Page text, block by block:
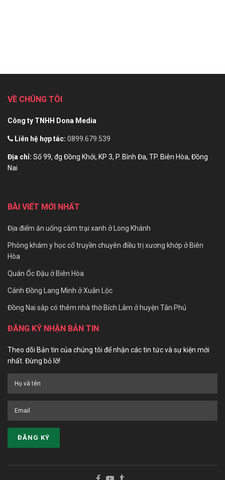
VỀ CHÚNG TÔI
Công ty TNHH Dona Media
Liên hệ hợp tác: 0899.679.539
Địa chỉ: Số 99, đg Đồng Khởi, KP 3, P. Bình Đa, TP. Biên Hòa, Đồng
Nai
BÀI VIẾT MỚI NHẤT
Địa điểm ăn uống cắm trại xanh ở Long Khánh
Phòng khám y học cổ truyền chuyên điều trị xương khớp ở Biên
Hòa
Quán Ốc Đậu ở Biên Hòa
Cánh Đồng Lang Minh ở Xuân Lộc
Đồng Nai sắp có thêm nhà thờ Bích Lâm ở huyện Tân Phú
ĐĂNG KÝ NHẬN BẢN TIN
Theo dõi Bản tin của chúng tôi để nhận các tin tức và sự kiện mới
nhất. Đừng bỏ lỡ!